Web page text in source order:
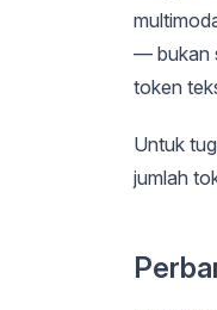
— bukan
token
Untuk
jumlah